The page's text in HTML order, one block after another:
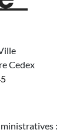
Cedex
: